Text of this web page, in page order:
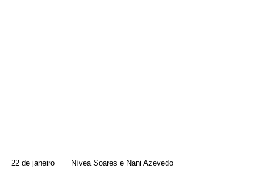
22 de janeiro Nívea Soares e Nani Azevedo